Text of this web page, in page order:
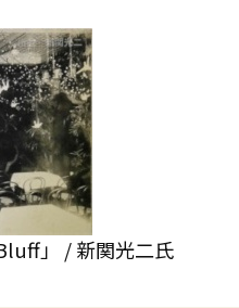
」 / 新関光二氏